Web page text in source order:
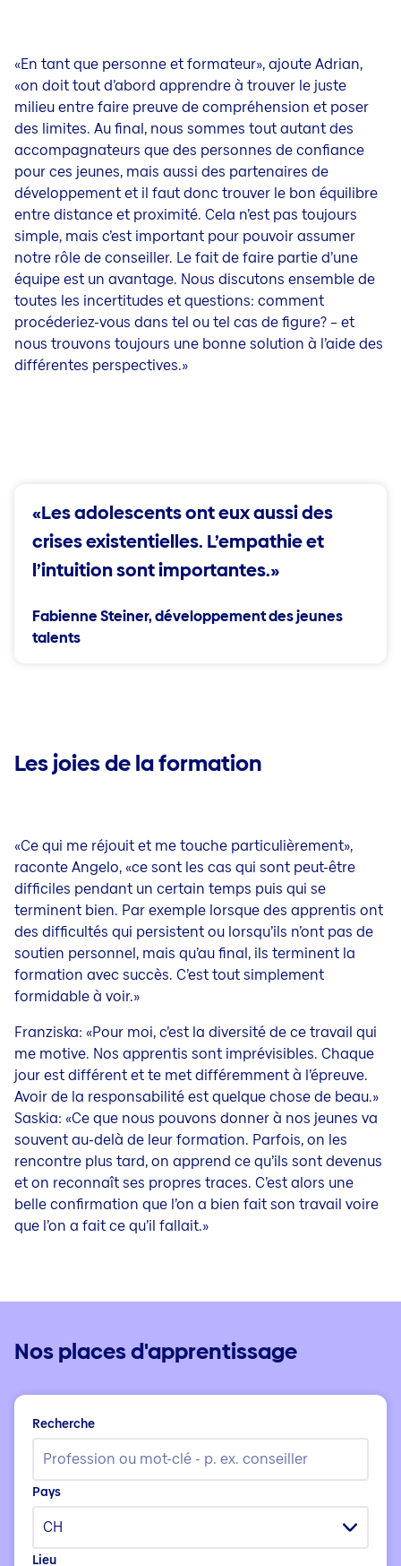
«En tant que personne et formateur», ajoute Adrian,
«on doit tout d’abord apprendre à trouver le juste
milieu entre faire preuve de compréhension et poser
des limites. Au final, nous sommes tout autant des
accompagnateurs que des personnes de confiance
pour ces jeunes, mais aussi des partenaires de
développement et il faut donc trouver le bon équilibre
entre distance et proximité. Cela n’est pas toujours
simple, mais c’est important pour pouvoir assumer
notre rôle de conseiller. Le fait de faire partie d’une
équipe est un avantage. Nous discutons ensemble de
toutes les incertitudes et questions: comment
procéderiez-vous dans tel ou tel cas de figure? – et
nous trouvons toujours une bonne solution à l’aide des
différentes perspectives.»
«Les adolescents ont eux aussi des
crises existentielles. L’empathie et
l’intuition sont importantes.»
Fabienne Steiner, développement des jeunes
talents
Les joies de la formation
«Ce qui me réjouit et me touche particulièrement»,
raconte Angelo, «ce sont les cas qui sont peut-être
difficiles pendant un certain temps puis qui se
terminent bien. Par exemple lorsque des apprentis ont
des difficultés qui persistent ou lorsqu’ils n’ont pas de
soutien personnel, mais qu’au final, ils terminent la
formation avec succès. C’est tout simplement
formidable à voir.»
Franziska: «Pour moi, c’est la diversité de ce travail qui
me motive. Nos apprentis sont imprévisibles. Chaque
jour est différent et te met différemment à l’épreuve.
Avoir de la responsabilité est quelque chose de beau.»
Saskia: «Ce que nous pouvons donner à nos jeunes va
souvent au-delà de leur formation. Parfois, on les
rencontre plus tard, on apprend ce qu’ils sont devenus
et on reconnaît ses propres traces. C’est alors une
belle confirmation que l’on a bien fait son travail voire
que l’on a fait ce qu’il fallait.»
Nos places d'apprentissage
Recherche
Pays
CH
Lieu